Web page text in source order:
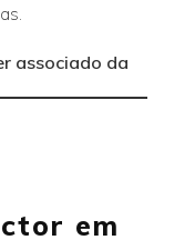
associado da
em